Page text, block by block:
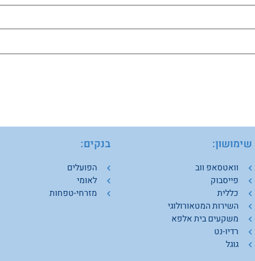
שימושון:
וואטסאפ ווב
פייסבוק
כללית
השירות המטאורולוגי
משקעים בית אלפא
רדיו-נט
גוגל
בנקים:
הפועלים
לאומי
מזרחי-טפחות